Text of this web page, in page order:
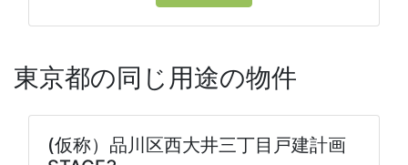
東京都の同じ用途の物件
(仮称）品川区西大井三丁目戸建計画